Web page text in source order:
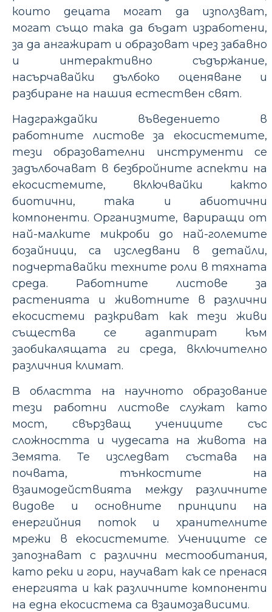
които децата могат да използват,
могат също така да бъдат изработени,
за да ангажират и образоват чрез забавно
и интерактивно съдържание,
насърчавайки дълбоко оценяване и
разбиране на нашия естествен свят.
Надграждайки въведението в
работните листове за екосистемите,
тези образователни инструменти се
задълбочават в безбройните аспекти на
екосистемите, включвайки както
биотични, така и абиотични
компоненти. Организмите, вариращи от
най-малките микроби до най-големите
бозайници, са изследвани в детайли,
подчертавайки техните роли в тяхната
среда. Работните листове за
растенията и животните в различни
екосистеми разкриват как тези живи
същества се адаптират към
заобикалящата ги среда, включително
различния климат.
В областта на научното образование
тези работни листове служат като
мост, свързващ учениците със
сложността и чудесата на живота на
Земята. Те изследват състава на
почвата, тънкостите на
взаимодействията между различните
видове и основните принципи на
енергийния поток и хранителните
мрежи в екосистемите. Учениците се
запознават с различни местообитания,
като реки и гори, научават как се пренася
енергията и как различните компоненти
на една екосистема са взаимозависими.